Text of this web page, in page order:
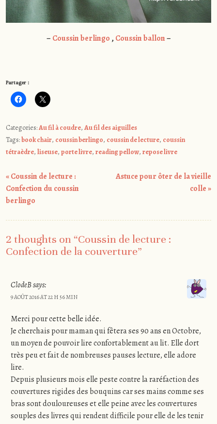
– Coussin berlingo , Coussin ballon–
Partager :
Categories:Au fil à coudre, Au fil des aiguilles
Tags:book chair, coussin berlingo, coussin de lecture, coussin
tétraèdre, liseuse, porte livre, reading pellow, repose livre
Post
navigation
«Coussin de lecture :
Confection du coussin
berlingo
Astuce pour ôter de la vieille
colle»
2 thoughts on “Coussin de lecture :
Confection de la couverture”
ClodeBsays:
9 AOÛT 2016 AT 22 H 56 MIN
Merci pour cette belle idée.
Je cherchais pour maman qui fêtera ses 90 ans en Octobre,
un moyen de pouvoir lire confortablement au lit. Elle dort
très peu et fait de nombreuses pauses lecture, elle adore
lire.
Depuis plusieurs mois elle peste contre la raréfaction des
couvertures rigides des bouquins car ses mains comme ses
bras sont douloureuses et elle peine avec les couvertures
souples des livres qui rendent difficile pour elle de les tenir